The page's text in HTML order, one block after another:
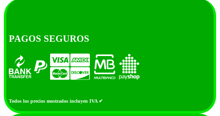
PAGOS SEGUROS
Todos los precios mostrados incluyen IVA ✔